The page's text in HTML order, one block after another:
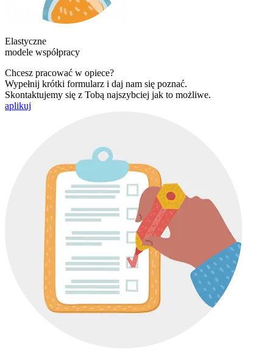
Elastyczne
modele współpracy
Chcesz pracować w opiece?
Wypełnij krótki formularz i daj nam się poznać.
Skontaktujemy się z Tobą najszybciej jak to możliwe.
aplikuj